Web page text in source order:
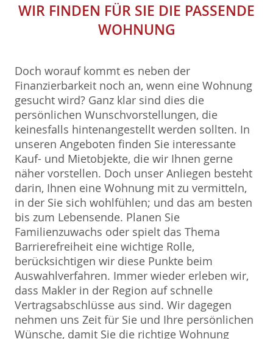
WIR FINDEN FÜR SIE DIE PASSENDE
WOHNUNG
Doch worauf kommt es neben der
Finanzierbarkeit noch an, wenn eine Wohnung
gesucht wird? Ganz klar sind dies die
persönlichen Wunschvorstellungen, die
keinesfalls hintenangestellt werden sollten. In
unseren Angeboten finden Sie interessante
Kauf- und Mietobjekte, die wir Ihnen gerne
näher vorstellen. Doch unser Anliegen besteht
darin, Ihnen eine Wohnung mit zu vermitteln,
in der Sie sich wohlfühlen; und das am besten
bis zum Lebensende. Planen Sie
Familienzuwachs oder spielt das Thema
Barrierefreiheit eine wichtige Rolle,
berücksichtigen wir diese Punkte beim
Auswahlverfahren. Immer wieder erleben wir,
dass Makler in der Region auf schnelle
Vertragsabschlüsse aus sind. Wir dagegen
nehmen uns Zeit für Sie und Ihre persönlichen
Wünsche, damit Sie die richtige Wohnung